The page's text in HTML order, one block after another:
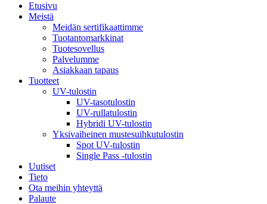
Etusivu
Meistä
Meidän sertifikaattimme
Tuotantomarkkinat
Tuotesovellus
Palvelumme
Asiakkaan tapaus
Tuotteet
UV-tulostin
UV-tasotulostin
UV-rullatulostin
Hybridi UV-tulostin
Yksivaiheinen mustesuihkutulostin
Spot UV-tulostin
Single Pass -tulostin
Uutiset
Tieto
Ota meihin yhteyttä
Palaute